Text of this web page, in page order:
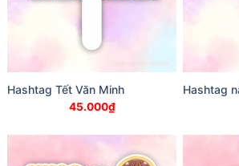
Hashtag Tết Văn Minh
45.000₫
Hashtag